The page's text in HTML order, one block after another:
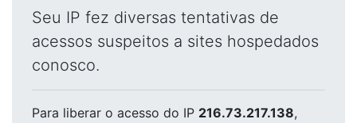
Seu IP fez diversas tentativas de
acessos suspeitos a sites hospedados
conosco.
Para liberar o acesso do IP 216.73.217.138,